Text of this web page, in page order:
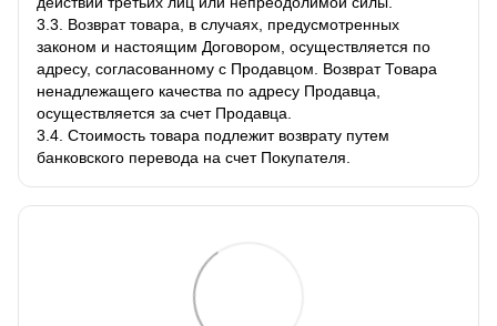
3.3. Возврат товара, в случаях, предусмотренных
законом и настоящим Договором, осуществляется по
адресу, согласованному с Продавцом. Возврат Товара
ненадлежащего качества по адресу Продавца,
осуществляется за счет Продавца.
3.4. Стоимость товара подлежит возврату путем
банковского перевода на счет Покупателя.